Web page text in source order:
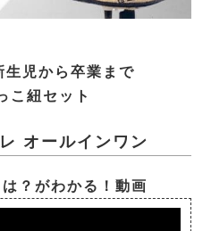
児から卒業まで
こ紐セット
オールインワン
は？がわかる！動画